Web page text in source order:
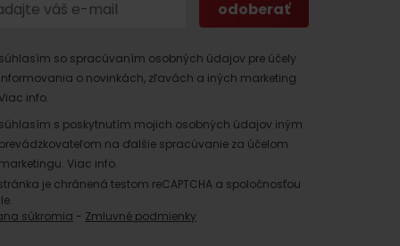
so spracúvaním osobných údajov pre účely
o novinkách, zľavách a iných marketing.
info.
s poskytnutím mojich osobných údajov iným
na ďalšie spracúvanie za účelom
Viac info.
je chránená testom reCAPTCHA a spoločnosťou
súkromia - Zmluvné podmienky